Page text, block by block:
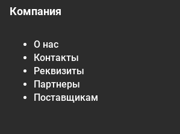
Компания
О нас
Контакты
Реквизиты
Партнеры
Поставщикам